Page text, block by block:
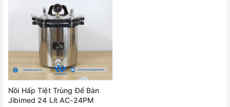
Nồi hấp tiệt trùng xách tay Jibimed AC-24PM | Giá tốt tại
Nồi Hấp Tiệt Trùng Để Bàn
Jibimed 24 Lít AC-24PM